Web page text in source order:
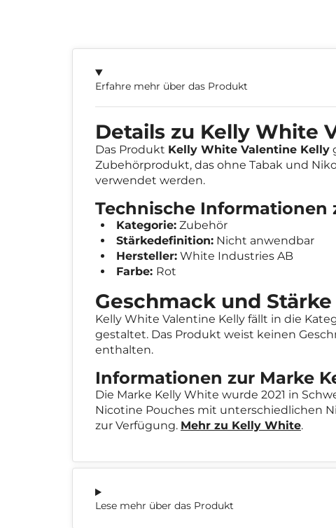
Erfahre mehr über das Produkt
Details zu Kelly White
Das Produkt Kelly White Valentine Kelly
Zubehörprodukt, das ohne Tabak und
verwendet werden.
Technische Informationen
Kategorie: Zubehör
Stärkedefinition: Nicht anwendbar
Hersteller: White Industries AB
Farbe: Rot
Geschmack und
Kelly White Valentine Kelly fällt in die
gestaltet. Das Produkt weist keinen
enthalten.
Informationen zur Marke
Die Marke Kelly White wurde 2021 in
Nicotine Pouches mit unterschiedlichen
zur Verfügung. Mehr zu Kelly White.
Lese mehr über das Produkt